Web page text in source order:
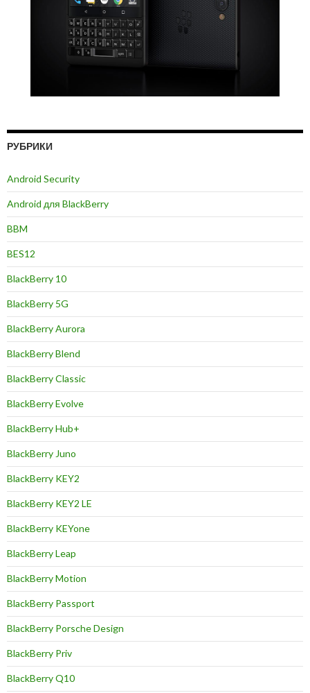
РУБРИКИ
Android Security
Android для BlackBerry
BBM
BES12
BlackBerry 10
BlackBerry 5G
BlackBerry Aurora
BlackBerry Blend
BlackBerry Classic
BlackBerry Evolve
BlackBerry Hub+
BlackBerry Juno
BlackBerry KEY2
BlackBerry KEY2 LE
BlackBerry KEYone
BlackBerry Leap
BlackBerry Motion
BlackBerry Passport
BlackBerry Porsche Design
BlackBerry Priv
BlackBerry Q10